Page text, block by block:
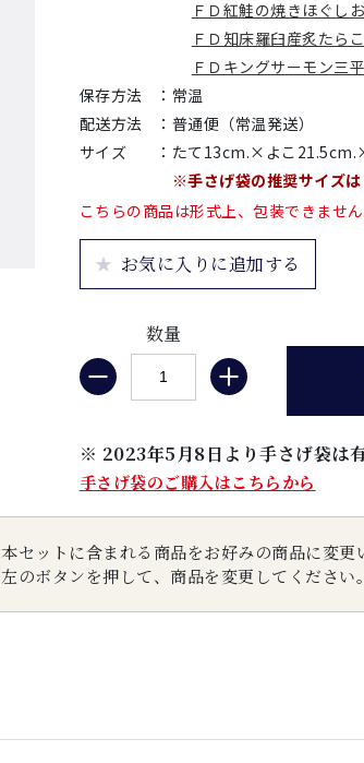
ＦＤ紅鮭の焼きほぐし
ＦＤ知床羅臼産炙たら
ＦＤキングサーモン三
保存方法
： 常温
配送方法
： 普通便（常温発送）
サイズ
： たて13cm.×よこ
※手さげ袋の推奨サイズは
こちらの商品は形式上、包装できません
お気に入りに追加する
数量
※ 2023年5月8日より手さげ袋は有
手さげ袋のご購入はこちらから
本セットに含まれる商品をお好みの商品に変更
左のボタンを押して、商品を変更してください。